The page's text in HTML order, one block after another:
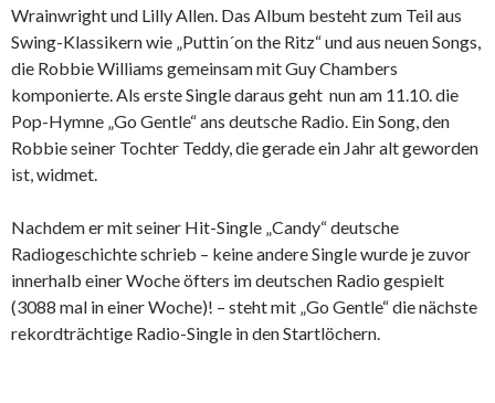
Wrainwright und Lilly Allen. Das Album besteht zum Teil aus
Swing-Klassikern wie „Puttin´on the Ritz“ und aus neuen Songs,
die Robbie Williams gemeinsam mit Guy Chambers
komponierte. Als erste Single daraus geht nun am 11.10. die
Pop-Hymne „Go Gentle“ ans deutsche Radio. Ein Song, den
Robbie seiner Tochter Teddy, die gerade ein Jahr alt geworden
ist, widmet.
Nachdem er mit seiner Hit-Single „Candy“ deutsche
Radiogeschichte schrieb – keine andere Single wurde je zuvor
innerhalb einer Woche öfters im deutschen Radio gespielt
(3088 mal in einer Woche)! – steht mit „Go Gentle“ die nächste
rekordträchtige Radio-Single in den Startlöchern.